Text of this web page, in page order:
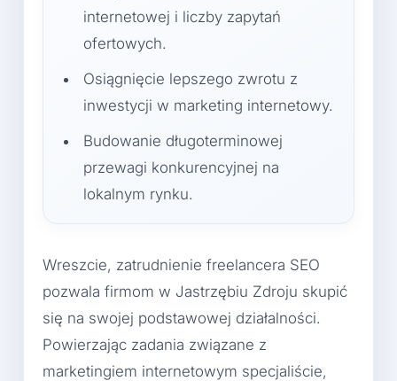
internetowej i liczby zapytań
ofertowych.
Osiągnięcie lepszego zwrotu z
inwestycji w marketing internetowy.
Budowanie długoterminowej
przewagi konkurencyjnej na
lokalnym rynku.
Wreszcie, zatrudnienie freelancera SEO
pozwala firmom w Jastrzębiu Zdroju skupić
się na swojej podstawowej działalności.
Powierzając zadania związane z
marketingiem internetowym specjaliście,